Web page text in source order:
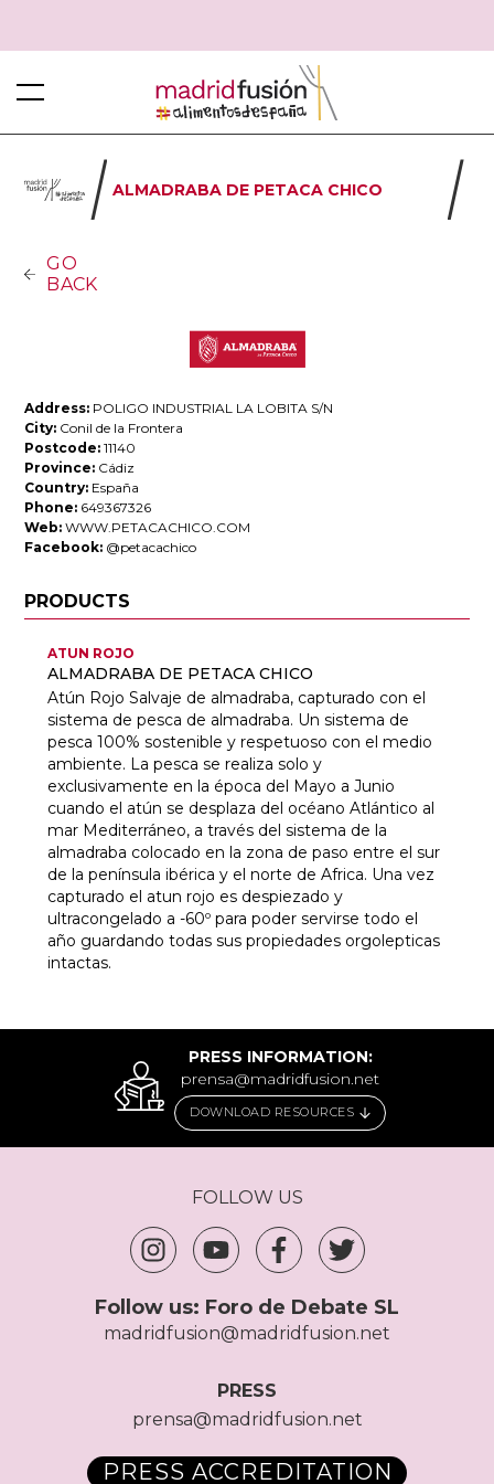
ALMADRABA DE PETACA CHICO
GO
BACK
Address: POLIGO INDUSTRIAL LA LOBITA S/N
City: Conil de la Frontera
Postcode: 11140
Province: Cádiz
Country: España
Phone: 649367326
Web: WWW.PETACACHICO.COM
Facebook: @petacachico
PRODUCTS
ATUN ROJO
ALMADRABA DE PETACA CHICO
Atún Rojo Salvaje de almadraba, capturado con el
sistema de pesca de almadraba. Un sistema de
pesca 100% sostenible y respetuoso con el medio
ambiente. La pesca se realiza solo y
exclusivamente en la época del Mayo a Junio
cuando el atún se desplaza del océano Atlántico al
mar Mediterráneo, a través del sistema de la
almadraba colocado en la zona de paso entre el sur
de la península ibérica y el norte de Africa. Una vez
capturado el atun rojo es despiezado y
ultracongelado a -60º para poder servirse todo el
año guardando todas sus propiedades orgolepticas
intactas.
PRESS INFORMATION:
prensa@madridfusion.net
DOWNLOAD RESOURCES
FOLLOW US
Follow us: Foro de Debate SL
madridfusion@madridfusion.net
PRESS
prensa@madridfusion.net
PRESS ACCREDITATION